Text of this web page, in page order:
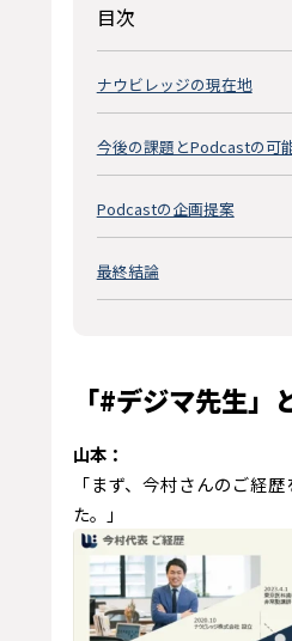
目次
ナウビレッジの現在地
今後の課題とPodcastの可
Podcastの企画提案
最終結論
「#デジマ先生」
山本：
「まず、今村さんのご経
た。」